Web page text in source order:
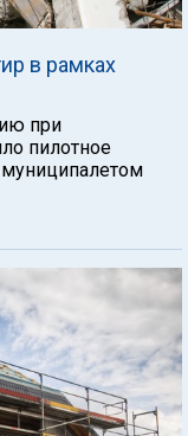
в рамках
при
пилотное
муниципалетом